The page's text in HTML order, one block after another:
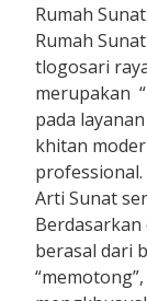
Rumah
Rumah
tlogosari
merupakan
pada
khitan
professional.
Arti Sunat
berasal dari